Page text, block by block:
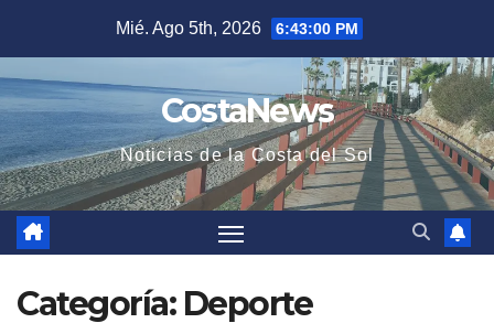
contenido
Mié. Ago 5th, 2026 6:43:01 PM
CostaNews
Noticias de la Costa del Sol
Categoría: Deporte